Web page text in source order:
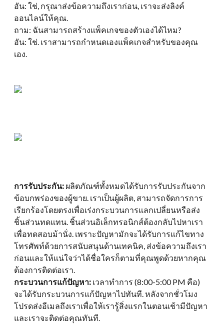
อัน: ใช่, กรุณาส่งข้อความถึงเราก่อน, เราจะส่งลิงค์
ออนไลน์ให้คุณ.
ถาม: ฉันสามารถสร้างแพ็คเกจของตัวเองได้ไหม?
อัน: ใช่. เราสามารถกำหนดเองแพ็คเกจสำหรับของคุณ
เอง.
การรับประกัน: ผลิตภัณฑ์ทั้งหมดได้รับการรับประกันจาก
ข้อบกพร่องของผู้ขาย. เราเป็นผู้ผลิต, สามารถจัดการการ
เรียกร้องโดยตรงเพื่อเร่งกระบวนการแลกเปลี่ยนหรือส่ง
ชิ้นส่วนทดแทน. ชิ้นส่วนอิเล็กทรอนิกส์ต้องกลับไปหาเรา
เพื่อทดสอบม้านั่ง. เพราะปัญหามักจะได้รับการแก้ไขทาง
โทรศัพท์ด้วยการสนับสนุนด้านเทคนิค, ส่งข้อความถึงเรา
ก่อนและให้แน่ใจว่าได้ชื่อใครก็ตามที่คุณพูดด้วยหากคุณ
ต้องการติดต่อเรา.
กระบวนการแก้ปัญหา: เวลาทำการ (8:00-5:00 PM คือ)
จะได้รับกระบวนการแก้ปัญหาไปทันที. หลังจากชั่วโมง
โปรดส่งอีเมลถึงเราเพื่อให้เรารู้สิ่งแรกในตอนเช้ามีปัญหา
และเราจะติดต่อคุณทันที.